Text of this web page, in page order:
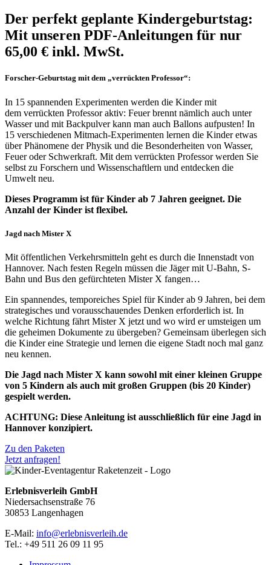
Der perfekt geplante Kindergeburtstag:
Mit unseren PDF-Anleitungen für nur
65,00 € inkl. MwSt.
Forscher-Geburtstag mit dem „verrückten Professor“:
In 15 spannenden Experimenten werden die Kinder mit
dem verrückten Professor aktiv: Feuer brennt nämlich auch unter
Wasser und mit Backpulver kann man auch Ballons aufpusten! In
15 verschiedenen Mitmach-Experimenten lernen die Kinder etwas
über Phänomene der Physik und die Besonderheiten von Wasser,
Feuer oder Schwerkraft. Mit dem verrückten Professor werden Sie
selbst zu Forschern und Wissenschaftlern und entdecken die
Umwelt neu.
Dieses Programm ist für Kinder ab 7 Jahren geeignet. Die
Anzahl der Kinder ist flexibel.
Jagd nach Mister X
Mit öffentlichen Verkehrsmitteln geht es durch die Innenstadt von
Hannover. Nach festen Regeln müssen die Jäger mit U-Bahn, S-
Bahn und Bus den gefürchteten Mister X fangen…
Ein spannendes, temporeiches Spiel für Kinder ab 9 Jahren, bei dem
strategisches und vorausschauendes Denken erforderlich ist. In
welche Richtung fährt Mister X jetzt und wo wird er umsteigen um
die geheimen Dokumente zu übergeben? Gemeinsam überlegen sich
die Kinder eine Strategie und lernen die eigene Stadt noch mal ganz
neu kennen.
Die Jagd nach Mister X kann sowohl mit einer kleinen Gruppe
von 5 Kindern als auch mit großen Gruppen (bis 20 Kinder)
gespielt werden.
ACHTUNG: Diese Anleitung ist ausschließlich für eine Jagd in
Hannover konzipiert.
Zu den Paketen
Jetzt anfragen!
Erlebnisverleih GmbH
Niedersachsenstraße 76
30853 Langenhagen
E-Mail: info@erlebnisverleih.de
Tel.: +49 511 26 09 11 95